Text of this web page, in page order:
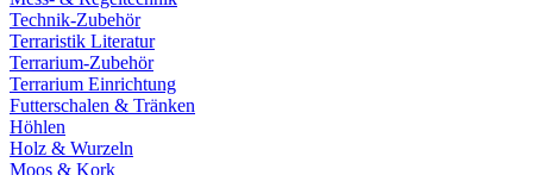
Technik-Zubehör
Terraristik Literatur
Terrarium-Zubehör
Terrarium Einrichtung
Futterschalen & Tränken
Höhlen
Holz & Wurzeln
Moos & Kork